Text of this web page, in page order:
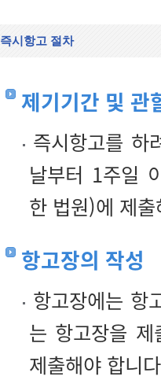
즉시항고 절차
제기기간 및 관
즉시항고를 하
날부터 1주일
한 법원)에 제
항고장의 작성
항고장에는 항
는 항고장을
제출해야 합니